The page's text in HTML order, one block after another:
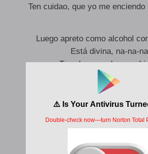
Ten cuidao, que yo me
Luego apreto como alcohol
Está divina, na-na-na
Toas las prendas
Flow asesino, na-na-na
Tú estás jugando con
Pa, suéltame y yo me
Y la argentina, na-na-